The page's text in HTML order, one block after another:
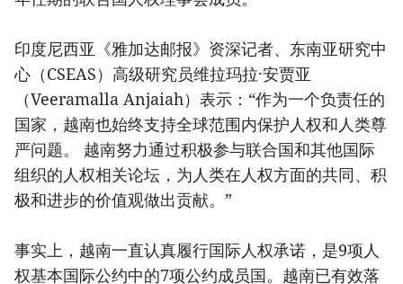
印度尼西亚《雅加达邮报》资深记者、东南亚研究中
心（CSEAS）高级研究员维拉玛拉·安贾亚
（Veeramalla Anjaiah）表示：“作为一个负责任的
国家，越南也始终支持全球范围内保护人权和人类尊
严问题。 越南努力通过积极参与联合国和其他国际
组织的人权相关论坛，为人类在人权方面的共同、积
极和进步的价值观做出贡献。”
事实上，越南一直认真履行国际人权承诺，是9项人
权基本国际公约中的7项公约成员国。越南已有效落